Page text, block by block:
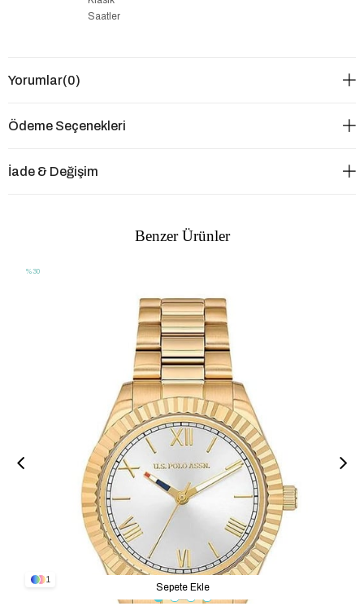
Saatler
Yorumlar(0)
Ödeme Seçenekleri
İade & Değişim
Benzer Ürünler
1
Sepete Ekle
%30